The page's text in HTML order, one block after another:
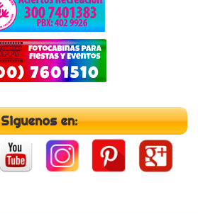
Siguenos en: